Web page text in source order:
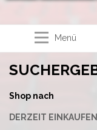
Menü
Shop nach
DERZEIT